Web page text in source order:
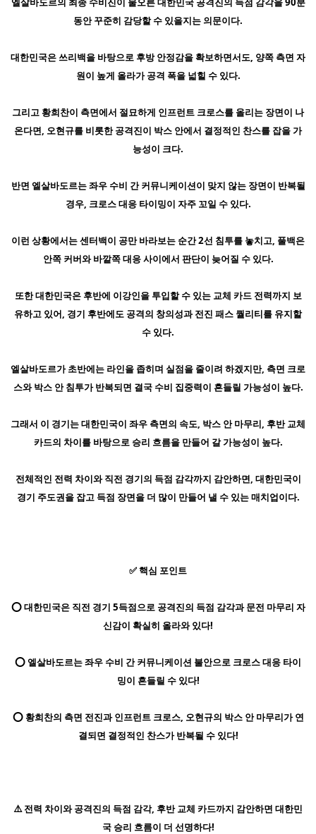
동안 꾸준히 감당할 수 있을지는 의문이다.
대한민국은 쓰리백을 바탕으로 후방 안정감을 확보하면서도, 양쪽 측면 자
원이 높게 올라가 공격 폭을 넓힐 수 있다.
그리고 황희찬이 측면에서 절묘하게 인프런트 크로스를 올리는 장면이 나
온다면, 오현규를 비롯한 공격진이 박스 안에서 결정적인 찬스를 잡을 가
능성이 크다.
반면 엘살바도르는 좌우 수비 간 커뮤니케이션이 맞지 않는 장면이 반복될
경우, 크로스 대응 타이밍이 자주 꼬일 수 있다.
이런 상황에서는 센터백이 공만 바라보는 순간 2선 침투를 놓치고, 풀백은
안쪽 커버와 바깥쪽 대응 사이에서 판단이 늦어질 수 있다.
또한 대한민국은 후반에 이강인을 투입할 수 있는 교체 카드 전력까지 보
유하고 있어, 경기 후반에도 공격의 창의성과 전진 패스 퀄리티를 유지할
수 있다.
엘살바도르가 초반에는 라인을 좁히며 실점을 줄이려 하겠지만, 측면 크로
스와 박스 안 침투가 반복되면 결국 수비 집중력이 흔들릴 가능성이 높다.
그래서 이 경기는 대한민국이 좌우 측면의 속도, 박스 안 마무리, 후반 교체
카드의 차이를 바탕으로 승리 흐름을 만들어 갈 가능성이 높다.
전체적인 전력 차이와 직전 경기의 득점 감각까지 감안하면, 대한민국이
경기 주도권을 잡고 득점 장면을 더 많이 만들어 낼 수 있는 매치업이다.
✅ 핵심 포인트
⭕ 대한민국은 직전 경기 5득점으로 공격진의 득점 감각과 문전 마무리 자
신감이 확실히 올라와 있다!
⭕ 엘살바도르는 좌우 수비 간 커뮤니케이션 불안으로 크로스 대응 타이
밍이 흔들릴 수 있다!
⭕ 황희찬의 측면 전진과 인프런트 크로스, 오현규의 박스 안 마무리가 연
결되면 결정적인 찬스가 반복될 수 있다!
⚠️ 전력 차이와 공격진의 득점 감각, 후반 교체 카드까지 감안하면 대한민
국 승리 흐름이 더 선명하다!